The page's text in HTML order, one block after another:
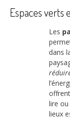
Espaces verts
Les
dans
offrent
lire
lieux